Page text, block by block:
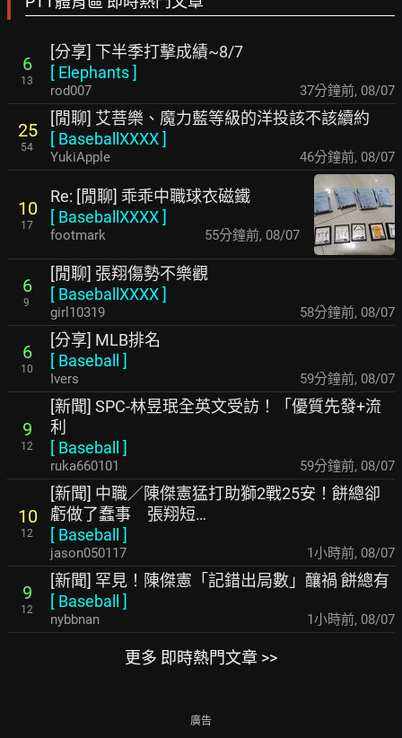
6
13
[分享] 下半季打擊成績~8/7
[ Elephants]
rod007 37分鐘前, 08/07
25
54
[閒聊] 艾菩樂、魔力藍等級的洋投該不該續約
[ BaseballXXXX]
YukiApple 46分鐘前, 08/07
10
17
Re: [閒聊] 乖乖中職球衣磁鐵
[ BaseballXXXX]
footmark 55分鐘前, 08/07
6
9
[閒聊] 張翔傷勢不樂觀
[ BaseballXXXX]
girl10319 58分鐘前, 08/07
6
10
[分享] MLB排名
[ Baseball ]
Ivers 59分鐘前, 08/07
9
12
[新聞] SPC-林昱珉全英文受訪！「優質先發+流
利
[ Baseball ]
ruka660101 59分鐘前, 08/07
10
12
[新聞] 中職／陳傑憲猛打助獅2戰25安！餅總卻
虧做了蠢事 張翔短…
[ Baseball ]
jason050117 1小時前, 08/07
9
12
[新聞] 罕見！陳傑憲「記錯出局數」釀禍 餅總有
[ Baseball ]
nybbnan 1小時前, 08/07
更多 即時熱門文章 >>
廣告